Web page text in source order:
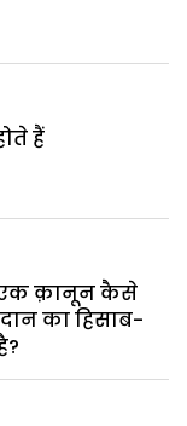
हैं
एक क़ानून कैसे
का हिसाब-